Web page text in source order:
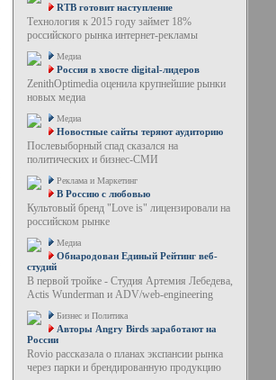
RTB готовит наступление
Технология к 2015 году займет 18%
российского рынка интернет-рекламы
Медиа
Россия в хвосте digital-лидеров
ZenithOptimedia оценила крупнейшие рынки
новых медиа
Медиа
Новостные сайты теряют аудиторию
Послевыборный спад сказался на
политических и бизнес-СМИ
Реклама и Маркетинг
В Россию с любовью
Культовый бренд "Love is" лицензировали на
российском рынке
Медиа
Обнародован Единый Рейтинг веб-
студий
В первой тройке - Студия Артемия Лебедева,
Actis Wunderman и ADV/web-engineering
Бизнес и Политика
Авторы Angry Birds заработают на
России
Rovio рассказала о планах экспансии рынка
через парки и брендированную продукцию